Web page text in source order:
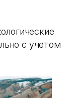
с учетом